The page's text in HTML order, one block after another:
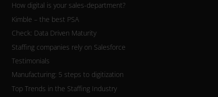
How digital is your sales-department?
Kimble – the best PSA
Check: Data Driven Maturity
Staffing companies rely on Salesforce
Testimonials
Manufacturing: 5 steps to digitization
Top Trends in the Staffing Industry